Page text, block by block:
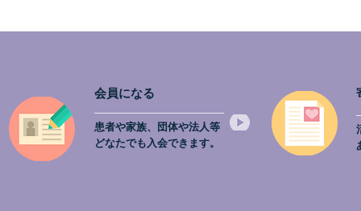
会員になる
患者や家族、団体や法人等
どなたでも入会できます。